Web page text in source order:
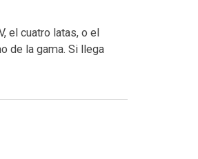
el cuatro latas, o el
de la gama. Si llega